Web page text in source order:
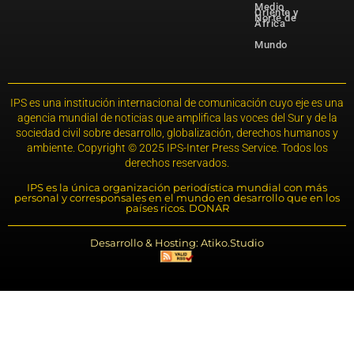
Medio
Oriente y
Norte de
África
Mundo
IPS es una institución internacional de comunicación cuyo eje es una
agencia mundial de noticias que amplifica las voces del Sur y de la
sociedad civil sobre desarrollo, globalización, derechos humanos y
ambiente. Copyright © 2025 IPS-Inter Press Service. Todos los
derechos reservados.
IPS es la única organización periodística mundial con más
personal y corresponsales en el mundo en desarrollo que en los
países ricos. DONAR
Desarrollo & Hosting: Atiko.Studio